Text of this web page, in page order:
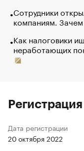
Сотрудники
компаниям.
Как налоговики
неработающих
Дата регистрации
20 октября 2022